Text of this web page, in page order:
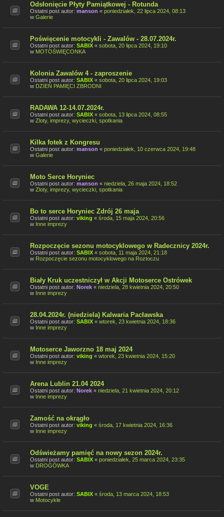
Odsłonięcie Płyty Pamiątkowej - Rotunda
Ostatni post autor: manson « poniedziałek, 22 lipca 2024, 08:13
w Galerie
Poświęcenie motocykli - Zawalów - 28.07.2024r.
Ostatni post autor: SABIX « sobota, 20 lipca 2024, 19:10
w MOTOŚWIĘCONKA
Kolonia Zawalów 4 - zaproszenie
Ostatni post autor: SABIX « sobota, 20 lipca 2024, 19:03
w DZIEŃ PAMIĘCI ZBRODNI
RADAWA 12-14.07.2024r.
Ostatni post autor: SABIX « sobota, 13 lipca 2024, 08:55
w Zloty, imprezy, wycieczki, spotkania
Kilka fotek z Kongresu
Ostatni post autor: manson « poniedziałek, 10 czerwca 2024, 19:48
w Galerie
Moto Serce Horyniec
Ostatni post autor: manson « niedziela, 26 maja 2024, 18:52
w Zloty, imprezy, wycieczki, spotkania
Bo to serce Horyniec Zdrój 26 maja
Ostatni post autor: viking « środa, 15 maja 2024, 20:56
w Inne imprezy
Rozpoczęcie sezonu motocyklowego w Radecznicy 2024r.
Ostatni post autor: SABIX « sobota, 11 maja 2024, 21:18
w Rozpoczęcie sezonu motocyklowego na Roztoczu
Biały Kruk uczestniczył w Akcji Motoserce Ostrówek
Ostatni post autor: Norek « niedziela, 28 kwietnia 2024, 20:50
w Inne imprezy
28.04.2024r. (niedziela) Kalwaria Pacławska
Ostatni post autor: SABIX « wtorek, 23 kwietnia 2024, 18:36
w Inne imprezy
Motoserce Jaworzno 18 maj 2024
Ostatni post autor: viking « wtorek, 23 kwietnia 2024, 15:20
w Inne imprezy
Arena Lublin 21.04 2024
Ostatni post autor: Norek « niedziela, 21 kwietnia 2024, 20:12
w Inne imprezy
Zamość na okrągło
Ostatni post autor: viking « środa, 17 kwietnia 2024, 16:36
w Inne imprezy
Odświeżamy pamięć na nowy sezon 2024r.
Ostatni post autor: SABIX « poniedziałek, 25 marca 2024, 23:35
w DROGÓWKA
VOGE
Ostatni post autor: SABIX « środa, 13 marca 2024, 18:53
w Motocykle